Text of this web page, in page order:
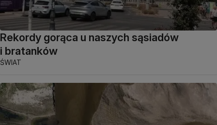
Rekordy gorąca u naszych sąsiadów
i bratanków
ŚWIAT